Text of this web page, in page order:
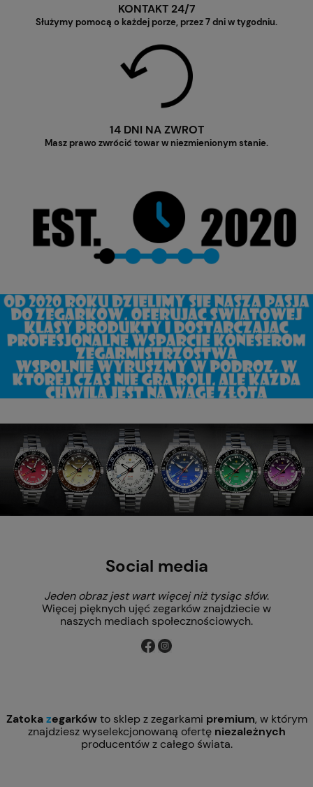
KONTAKT 24/7
Służymy pomocą o każdej porze, przez 7 dni w tygodniu.
14 DNI NA ZWROT
Masz prawo zwrócić towar w niezmienionym stanie.
Social media
Jeden obraz jest wart więcej niż tysiąc słów.
Więcej pięknych ujęć zegarków znajdziecie w
naszych mediach społecznościowych.
Zatokazegarkówto sklep z zegarkami premium, w którym
znajdziesz wyselekcjonowaną ofertę niezależnych
producentów z całego świata.